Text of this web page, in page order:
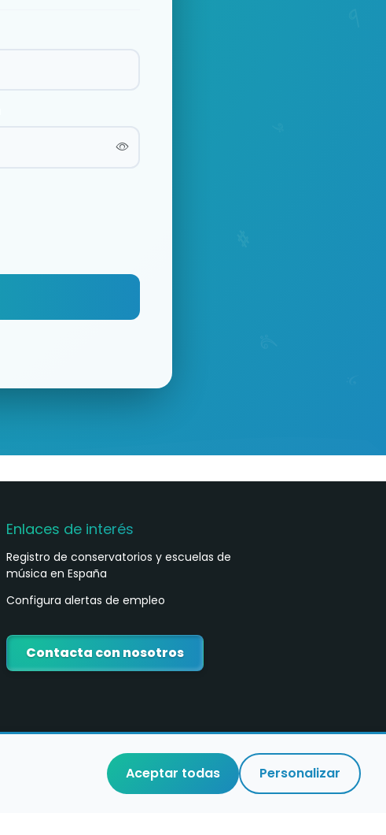
Enlaces de interés
Registro de conservatorios y escuelas de
música en España
Configura alertas de empleo
Contacta con nosotros
Aceptar todas Personalizar